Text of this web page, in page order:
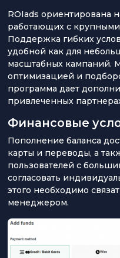
ROIads ориентирована
работающих с
Поддержка гибких
удобной как для
масштабных кампаний.
оптимизацией и
программа дает
привлеченных
Финансовые
Пополнение баланса
карты и переводы, а
пользователей с
согласовать
этого необходимо
менеджером.